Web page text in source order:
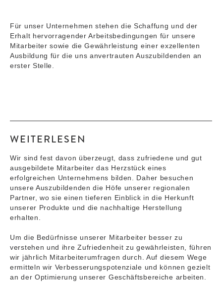
Für unser Unternehmen stehen die Schaffung und der
Erhalt hervorragender Arbeitsbedingungen für unsere
Mitarbeiter sowie die Gewährleistung einer exzellenten
Ausbildung für die uns anvertrauten Auszubildenden an
erster Stelle.
WEITERLESEN
Wir sind fest davon überzeugt, dass zufriedene und gut
ausgebildete Mitarbeiter das Herzstück eines
erfolgreichen Unternehmens bilden. Daher besuchen
unsere Auszubildenden die Höfe unserer regionalen
Partner, wo sie einen tieferen Einblick in die Herkunft
unserer Produkte und die nachhaltige Herstellung
erhalten.
Um die Bedürfnisse unserer Mitarbeiter besser zu
verstehen und ihre Zufriedenheit zu gewährleisten, führen
wir jährlich Mitarbeiterumfragen durch. Auf diesem Wege
ermitteln wir Verbesserungspotenziale und können gezielt
an der Optimierung unserer Geschäftsbereiche arbeiten.